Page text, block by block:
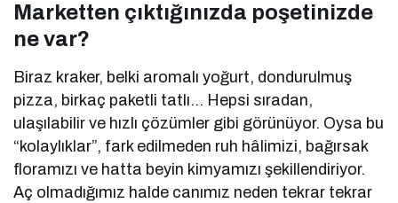
Marketten çıktığınızda poşetinizde
ne var?
Biraz kraker, belki aromalı yoğurt, dondurulmuş
pizza, birkaç paketli tatlı… Hepsi sıradan,
ulaşılabilir ve hızlı çözümler gibi görünüyor. Oysa bu
“kolaylıklar”, fark edilmeden ruh hâlimizi, bağırsak
floramızı ve hatta beyin kimyamızı şekillendiriyor.
Aç olmadığımız halde canımız neden tekrar tekrar